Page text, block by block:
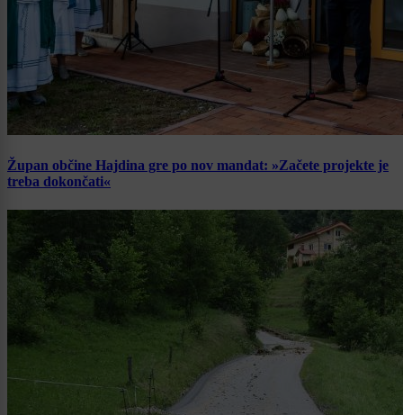
Župan občine Hajdina gre po nov mandat: »Začete projekte je
treba dokončati«